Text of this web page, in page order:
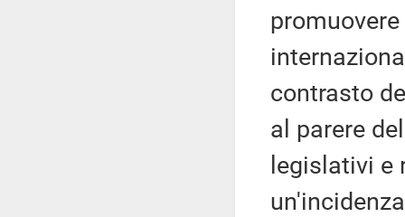
contrasto
al parere
legislativi e